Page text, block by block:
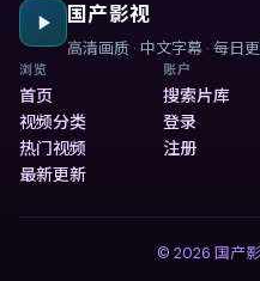
国产影视
高清画质 · 中文字幕 · 每日
浏览
首页
视频分类
热门视频
最新更新
账户
搜索片库
登录
注册
© 2026 国产